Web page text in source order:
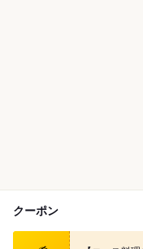
クーポン
食べログ クー